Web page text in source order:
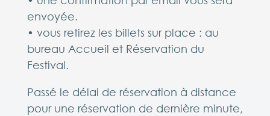
envoyée.
• vous retirez les billets sur place : au
bureau Accueil et Réservation du
Festival.
Passé le délai de réservation à distance
pour une réservation de dernière minute,